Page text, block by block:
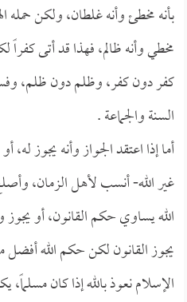
بأنه مخطئ وأنه غلطان، ولكن
مخطي وأنه ظالم، فهذا قد أتى
كفر دون كفر، وظلم دون ظلم،
السنة والجماعة .
أما إذا اعتقد الجواز وأنه يجوز
غير الله- أنسب لأهل الزمان،
الله يساوي حكم القانون، أو
يجوز القانون لكن حكم الله
الإسلام نعوذ بالله إذا كان